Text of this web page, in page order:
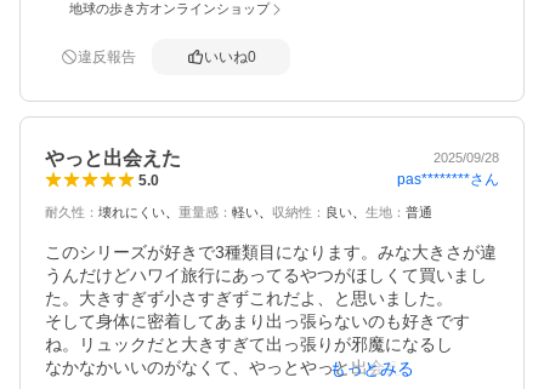
前面収納内にはメッシュポケット２つとキーチェーンがあ
メイン収納内にはファスナー付き大型メッシュポケット、R
つがあります。奥行は内寸で８cm程ですが、下部のベルト
のリングがついており、余ったベルトを纏めておけます。
薄マチの時は体の側面に沿わせるような使い方もできそう
背面収納は前後クッション入りで、Surface Pro 7が余裕で
入りました。
状況によりダイヤルロックを追加すれば完璧な防犯対策に
なりそうです。
地球の歩き方オンラインショップ
違反報告 いいね0
やっと出会えた 2025/09/28
5.0 pas********さん
耐久性 ： 壊れにくい 重量感 ： 軽い 収納性 ： 良い 生地 ： 普通
このシリーズが好きで3種類目になります。みな大きさが違
うんだけどハワイ旅行にあってるやつがほしくて買いまし
た。大きすぎず小さすぎずこれだよ、と思いました。
そして身体に密着してあまり出っ張らないのも好きです
ね。リュックだと大きすぎて出っ張りが邪魔になるし
なかなかいいのがなくて、やっとやっと出会えた感じです
もっとみる